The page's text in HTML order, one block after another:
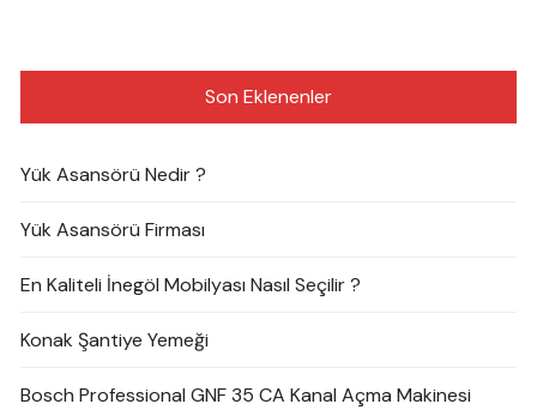
Son Eklenenler
Yük Asansörü Nedir ?
Yük Asansörü Firması
En Kaliteli İnegöl Mobilyası Nasıl Seçilir ?
Konak Şantiye Yemeği
Bosch Professional GNF 35 CA Kanal Açma Makinesi